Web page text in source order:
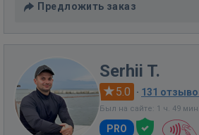
Предложить заказ
Serhii T.
5.0 · 131
Был на сайте: 1 ч. 49
PRO